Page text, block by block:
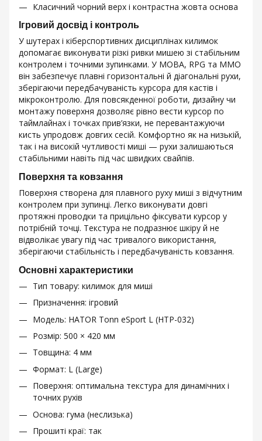
Класичний чорний верх і контрастна жовта основа
Ігровий досвід і контроль
У шутерах і кіберспортивних дисциплінах килимок
допомагає виконувати різкі ривки мишею зі стабільним
контролем і точними зупинками. У MOBA, RPG та MMO
він забезпечує плавні горизонтальні й діагональні рухи,
зберігаючи передбачуваність курсора для кастів і
мікроконтролю. Для повсякденної роботи, дизайну чи
монтажу поверхня дозволяє рівно вести курсор по
таймлайнах і точках прив’язки, не перевантажуючи
кисть упродовж довгих сесій. Комфортно як на низькій,
так і на високій чутливості миші — рухи залишаються
стабільними навіть під час швидких свайпів.
Поверхня та ковзання
Поверхня створена для плавного руху миші з відчутним
контролем при зупинці. Легко виконувати довгі
протяжні проводки та прицільно фіксувати курсор у
потрібній точці. Текстура не подразнює шкіру й не
відволікає увагу під час тривалого використання,
зберігаючи стабільність і передбачуваність ковзання.
Основні характеристики
Тип товару: килимок для миші
Призначення: ігровий
Модель: HATOR Tonn eSport L (HTP-032)
Розмір: 500 × 420 мм
Товщина: 4 мм
Формат: L (Large)
Поверхня: оптимальна текстура для динамічних і
точних рухів
Основа: гума (неслизька)
Прошиті краї: так